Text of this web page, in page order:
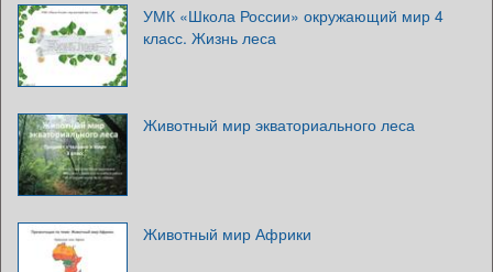
УМК «Школа России» окружающий мир 4
класс. Жизнь леса
Животный мир экваториального леса
Животный мир Африки